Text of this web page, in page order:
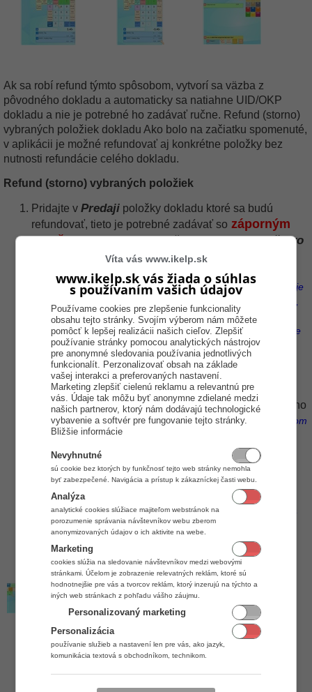
Ak sa robí refund týmto spôsobom, vytvorí sa väzba z
pôvodného dokladu a automaticky sa natiahne UID/OKP
dokladu a nie je potrebné ho zadávať ručne. Refund (storno)
vybraných položiek dokladu Ako bolo na začiatku spomenuté,
v aplikácii je možné refundovať aj konkrétne položky bez
nutnosti refundácie celého dokladu.
Refund (storno) vybraných položiek
Pridajte v Predaji položky dokladu ktoré sa budú
refundovať, tieto je potrebné zadávať so záporným
množstvom. Kliknite na tlačidlo-, zadajtemnožstvo
vyberte položkuzo zoznamu, alebo zadajde
(Z pohľadu zachovania štatistík predajov
odporúčame vytvoriť doklad na rovnakom stole. Ak však nie je
vyberte ktorýkoľvek stôl. Ak zákazník má pôvodný doklad, v
pravej spodnej časti sa nachádza informácia, na ktorom stole
a v ktorej miestnosti bol pôvodný doklad vytvorený.)
Kliknutím naVýdajs príslušným platidlom vykonáte
refund účtenky.
Kliknite na tlačidloUkončiť predaj.
Kliknite do poľaVäzbaa zadajteUID/ OKPpôvodného
dokladu.(Ak sa refunduje doklad, ktorý vznikal pre systémom
eKasa, zadajte dátum vzniku, prípadne číslo pôvodného
dokladu.)
Stlačte tlačidlo ENTER.
Kliknutím naUkončiť predajvykonáte refund
tovaru.(Ak sa robí čiastočný refund a nerefunduje sa celá
účtenka, odporúčame položky na pôvodný doklad zákazníka
poznačiť, ktoré položky boli vrátené.)
Víta vás www.ikelp.sk
www.ikelp.sk vás žiada o súhlas
s používaním vašich údajov
Používame cookies pre zlepšenie funkcionality
obsahu tejto stránky. Svojím výberom nám môžete
pomôcť k lepšej realizácii našich cieľov. Zlepšiť
používanie stránky pomocou analytických nástrojov
pre anonymné sledovania používania jednotlivých
funkcionalít. Perzonalizovať obsah na základe
vašej interakci a preferovaných nastavení.
Marketing zlepšiť cielenú reklamu a relevantnú pre
vás. Údaje tak môžu byť anonymne zdielané medzi
našich partnerov, ktorý nám dodávajú technologické
vybavenie a softvér pre fungovanie tejto stránky.
Bližšie informácie
Nevyhnutné
sú cookie bez ktorých by funkčnosť tejto web stránky nemohla
byť zabezpečené. Navigácia a prístup k zákazníckej časti webu.
Analýza
analytické cookies slúžiace majiteľom webstránok na
porozumenie správania návštevníkov webu zberom
anonymizovaných údajov o ich aktivite na webe.
Marketing
cookies slúžia na sledovanie návštevníkov medzi webovými
stránkami. Účelom je zobrazenie relevatných reklám, ktoré sú
hodnotnejšie pre vás a tvorcov reklám, ktorý inzerujú na týchto a
iných web stránkach z pohľadu vášho záujmu.
Personalizovaný marketing
Personalizácia
používanie služieb a nastavení len pre vás, ako jazyk,
komunikácia textová s obchodníkom, technikom.